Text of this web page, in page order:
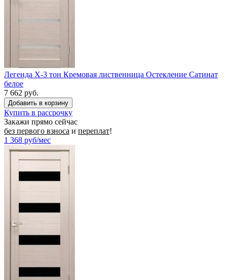
Легенда X-3 тон Кремовая лиственница Остекление Сатинат
белое
7 662 руб.
Купить в рассрочку
Закажи прямо сейчас
без первого взноса и переплат!
1 368 руб/мес